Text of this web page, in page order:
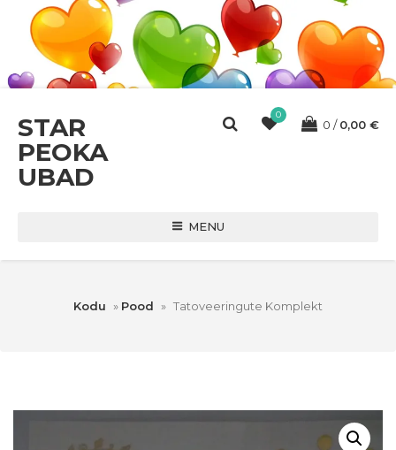
STAR
PEOKA
UBAD
0
0 0,00 €
MENU
Kodu » Pood » Tatoveeringute Komplekt